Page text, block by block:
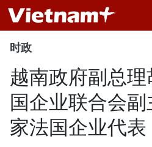
时政
越南政府副总
国企业联合会
家法国企业代表